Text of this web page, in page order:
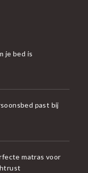
je bed is
past bij
matras voor